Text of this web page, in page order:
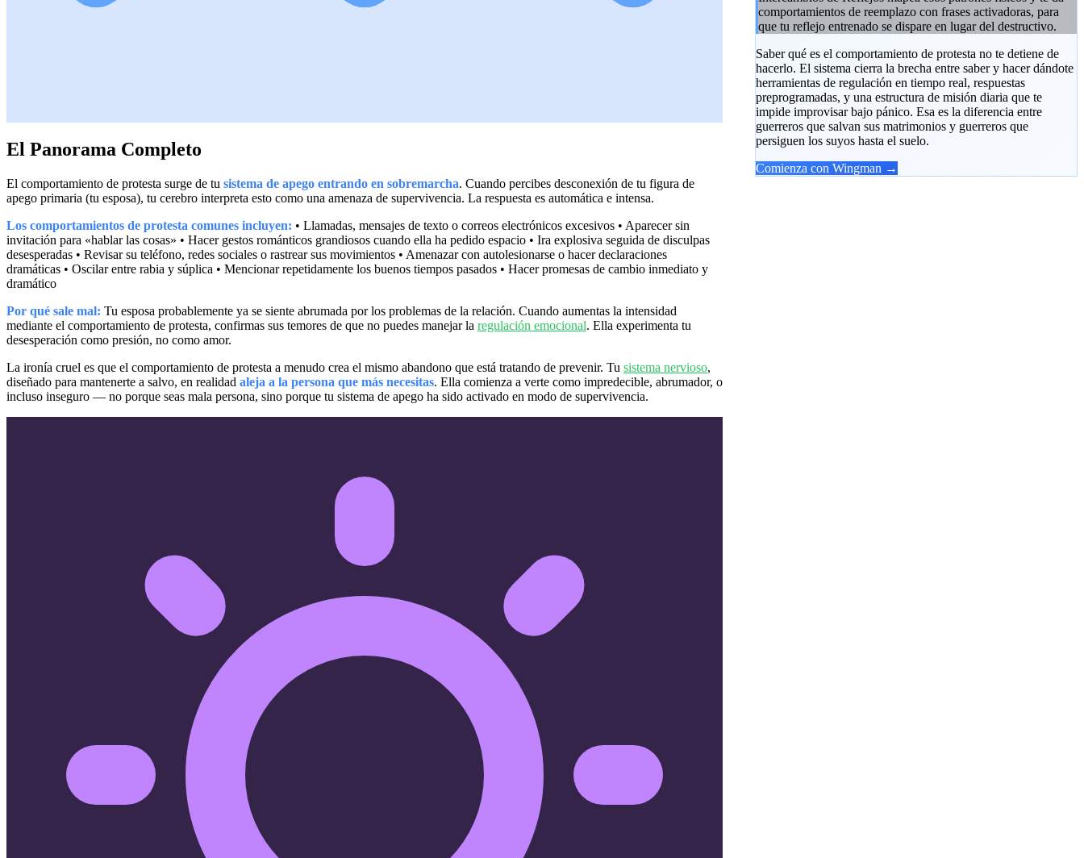
El Panorama Completo
El comportamiento de protesta surge de tu sistema de apego entrando en sobremarcha. Cuando percibes desconexión de tu figura de
apego primaria (tu esposa), tu cerebro interpreta esto como una amenaza de supervivencia. La respuesta es automática e intensa.
Los comportamientos de protesta comunes incluyen: • Llamadas, mensajes de texto o correos electrónicos excesivos • Aparecer sin
invitación para «hablar las cosas» • Hacer gestos románticos grandiosos cuando ella ha pedido espacio • Ira explosiva seguida de disculpas
desesperadas • Revisar su teléfono, redes sociales o rastrear sus movimientos • Amenazar con autolesionarse o hacer declaraciones
dramáticas • Oscilar entre rabia y súplica • Mencionar repetidamente los buenos tiempos pasados • Hacer promesas de cambio inmediato y
dramático
Por qué sale mal: Tu esposa probablemente ya se siente abrumada por los problemas de la relación. Cuando aumentas la intensidad
mediante el comportamiento de protesta, confirmas sus temores de que no puedes manejar la regulación emocional. Ella experimenta tu
desesperación como presión, no como amor.
La ironía cruel es que el comportamiento de protesta a menudo crea el mismo abandono que está tratando de prevenir. Tu sistema nervioso,
diseñado para mantenerte a salvo, en realidad aleja a la persona que más necesitas. Ella comienza a verte como impredecible, abrumador, o
incluso inseguro — no porque seas mala persona, sino porque tu sistema de apego ha sido activado en modo de supervivencia.
comportamientos de reemplazo con frases activadoras, para
que tu reflejo entrenado se dispare en lugar del destructivo.
Saber qué es el comportamiento de protesta no te detiene de
hacerlo. El sistema cierra la brecha entre saber y hacer dándote
herramientas de regulación en tiempo real, respuestas
preprogramadas, y una estructura de misión diaria que te
impide improvisar bajo pánico. Esa es la diferencia entre
guerreros que salvan sus matrimonios y guerreros que
persiguen los suyos hasta el suelo.
Comienza con Wingman →